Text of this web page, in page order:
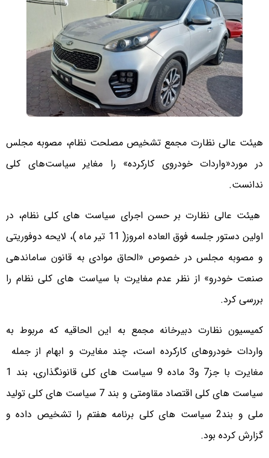
هیئت عالی نظارت مجمع تشخیص مصلحت نظام، مصوبه مجلس
در مورد«واردات خودروی کارکرده» را مغایر سیاست‌های کلی
ندانست.
هیئت عالی نظارت بر حسن اجرای سیاست های کلی نظام، در
اولین دستور جلسه فوق العاده امروز( 11 تیر ماه )، لایحه دوفوریتی
و مصوبه مجلس در خصوص «الحاق موادی به قانون ساماندهی
صنعت خودرو» از نظر عدم مغایرت با سیاست های کلی نظام را
بررسی کرد.
کمیسیون نظارت دبیرخانه مجمع به این الحاقیه که مربوط به
واردات خودروهای کارکرده است، چند مغایرت و ابهام از جمله
مغایرت با جز7 و3 ماده 9 سیاست های کلی قانونگذاری، بند 1
سیاست های کلی اقتصاد مقاومتی و بند 7 سیاست های کلی تولید
ملی و بند2 سیاست های کلی برنامه هفتم را تشخیص داده و
گزارش کرده بود.